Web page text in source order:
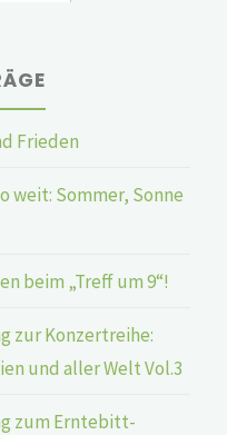
Frieden
weit: Sommer, Sonne
beim „Treff um 9“!
zur Konzertreihe:
und aller Welt Vol.3
zum Erntebitt-